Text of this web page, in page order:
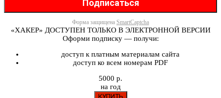
Форма защищена SmartCaptcha
«ХАКЕР» ДОСТУПЕН ТОЛЬКО В ЭЛЕКТРОННОЙ ВЕРСИИ
Оформи подписку — получи:
доступ к платным материалам сайта
доступ ко всем номерам PDF
5000 р.
на год